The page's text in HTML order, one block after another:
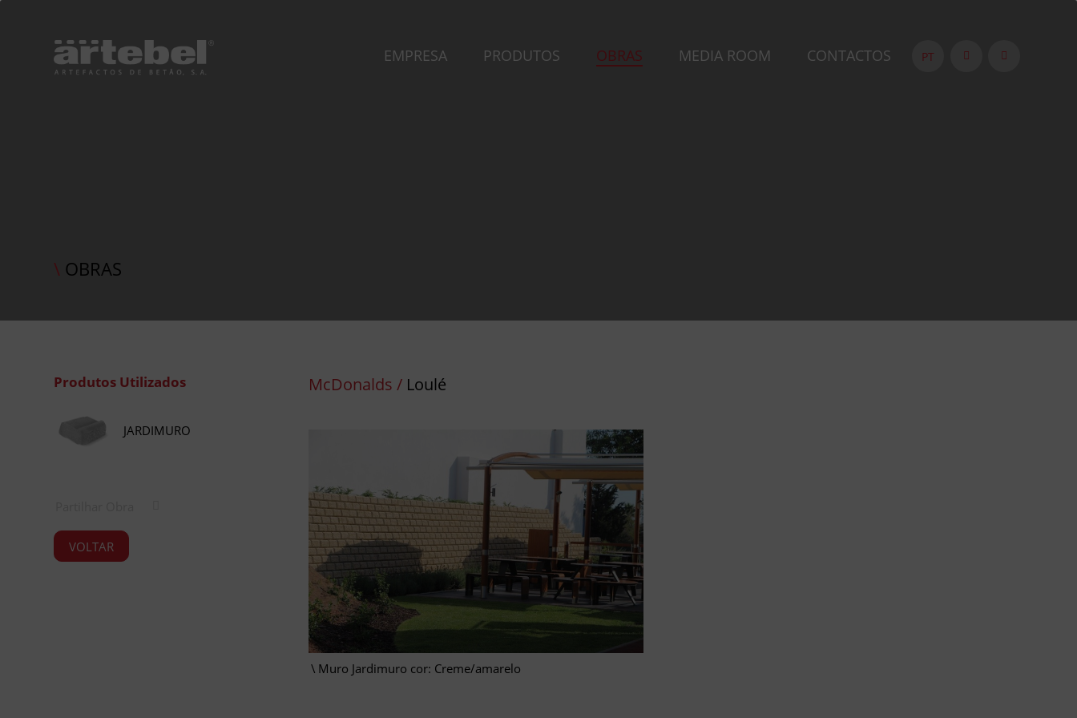
EMPRESA PRODUTOS OBRAS MEDIA ROOM CONTACTOS PT
\ OBRAS
Produtos Utilizados
JARDIMURO
VOLTAR
McDonalds /Loulé
Muro Jardimuro cor: Creme/amarelo